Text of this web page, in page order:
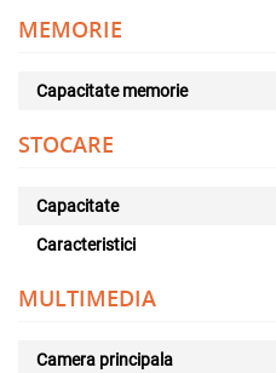
MEMORIE
Capacitate memorie
STOCARE
Capacitate
Caracteristici
MULTIMEDIA
Camera principala